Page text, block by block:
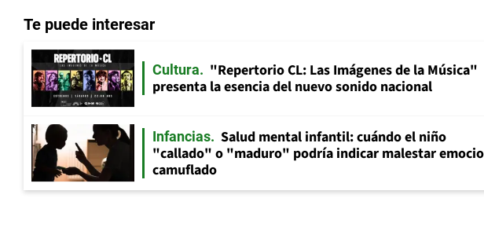
Te puede interesar
Cultura
"Repertorio CL: Las Imágenes de la Música"
presenta la esencia del nuevo sonido nacional
Infancias
Salud mental infantil: cuándo el niño
"callado" o "maduro" podría indicar malestar
camuflado